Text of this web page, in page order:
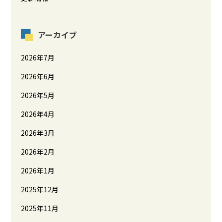
アーカイブ
2026年7月
2026年6月
2026年5月
2026年4月
2026年3月
2026年2月
2026年1月
2025年12月
2025年11月